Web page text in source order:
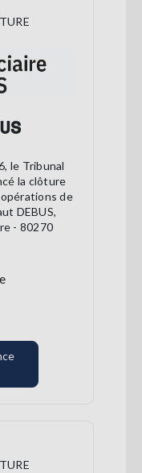
le Tribunal
la clôture
de
DEBUS,
- 80270